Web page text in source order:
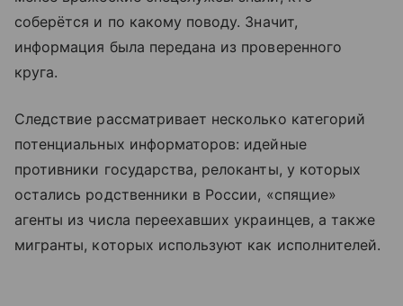
соберётся и по какому поводу. Значит,
информация была передана из проверенного
круга.
Следствие рассматривает несколько категорий
потенциальных информаторов: идейные
противники государства, релоканты, у которых
остались родственники в России, «спящие»
агенты из числа переехавших украинцев, а также
мигранты, которых используют как исполнителей.